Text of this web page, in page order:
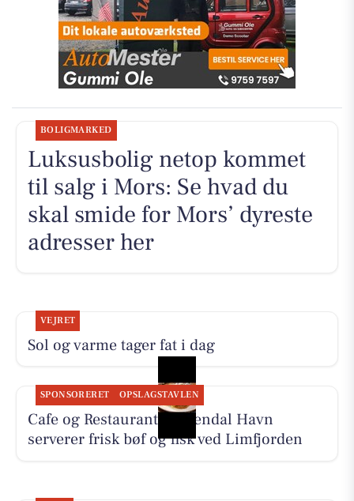
BOLIGMARKED
Luksusbolig netop kommet
til salg i Mors: Se hvad du
skal smide for Mors’ dyreste
adresser her
VEJRET
Sol og varme tager fat i dag
SPONSORERET OPSLAGSTAVLEN
Cafe og Restaurant Gyldendal Havn
serverer frisk bøf og fisk ved Limfjorden